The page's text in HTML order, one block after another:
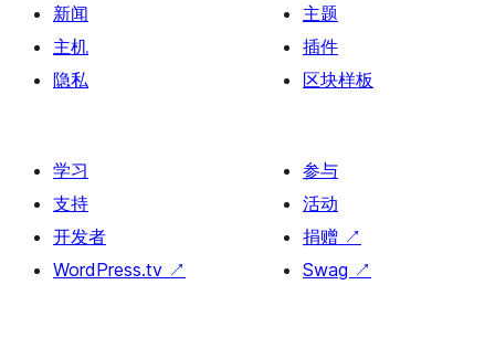
新闻
主机
隐私
主题
插件
区块样板
学习
支持
开发者
WordPress.tv ↗
参与
活动
捐赠 ↗
Swag ↗